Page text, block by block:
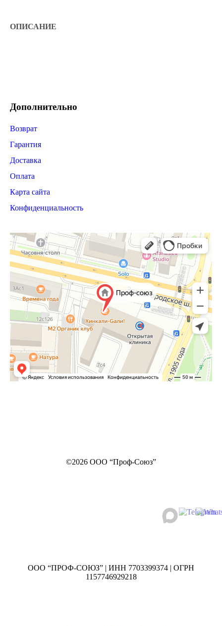
ОПИСАНИЕ
Дополнительно
Возврат
Гарантия
Доставка
Оплата
Карта сайта
Конфиденциальность
©2026 ООО “Проф-Союз”
ООО “ПРОФ-СОЮЗ” | ИНН 7703399374 | ОГРН
1157746929218